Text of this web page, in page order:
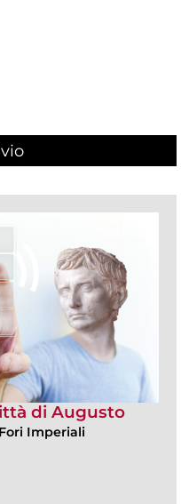
di Augusto
Imperiali